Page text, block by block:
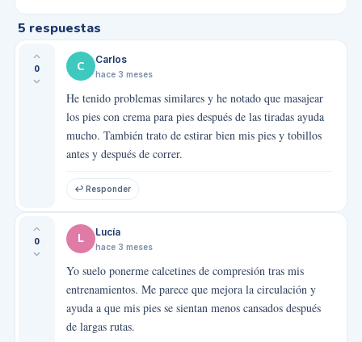
5 respuestas
0 C Carlos
hace 3 meses
He tenido problemas similares y he notado que masajear
los pies con crema para pies después de las tiradas ayuda
mucho. También trato de estirar bien mis pies y tobillos
antes y después de correr.
↩ Responder
0 L Lucía
hace 3 meses
Yo suelo ponerme calcetines de compresión tras mis
entrenamientos. Me parece que mejora la circulación y
ayuda a que mis pies se sientan menos cansados después
de largas rutas.